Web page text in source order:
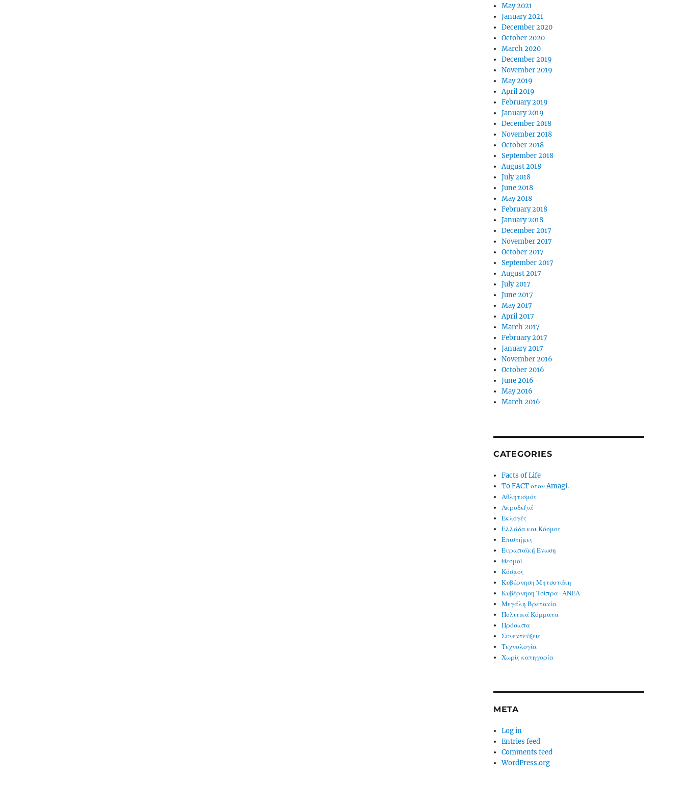
May 2021
January 2021
December 2020
October 2020
March 2020
December 2019
November 2019
May 2019
April 2019
February 2019
January 2019
December 2018
November 2018
October 2018
September 2018
August 2018
July 2018
June 2018
May 2018
February 2018
January 2018
December 2017
November 2017
October 2017
September 2017
August 2017
July 2017
June 2017
May 2017
April 2017
March 2017
February 2017
January 2017
November 2016
October 2016
June 2016
May 2016
March 2016
CATEGORIES
Facts of Life
To FACT στον Amagi.
Αθλητισμός
Ακροδεξιά
Εκλογές
Ελλάδα και Κόσμος
Επιστήμες
Ευρωπαϊκή Ένωση
Θεσμοί
Κόσμος
Κυβέρνηση Μητσοτάκη
Κυβέρνηση Τσίπρα-ΑΝΕΛ
Μεγάλη Βρετανία
Πολιτικά Κόμματα
Πρόσωπα
Συνεντεύξεις
Τεχνολογία
Χωρίς κατηγορία
META
Log in
Entries feed
Comments feed
WordPress.org